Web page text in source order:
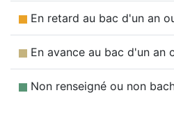
En retard au bac d'un an
En avance au bac d'un an
Non renseigné ou non